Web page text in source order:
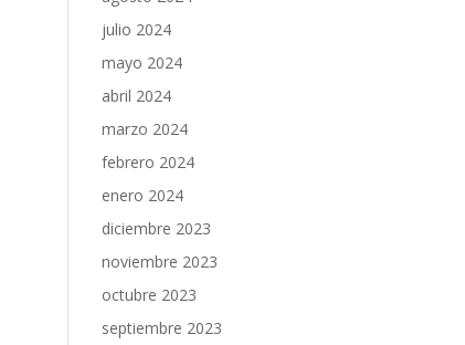
julio 2024
mayo 2024
abril 2024
marzo 2024
febrero 2024
enero 2024
diciembre 2023
noviembre 2023
octubre 2023
septiembre 2023